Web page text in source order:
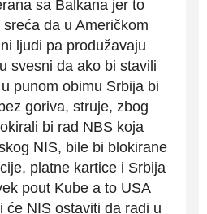
sa Balkana jer to
da u Američkom
ljudi pa produžavaju
svesni da ako bi stavili
punom obimu Srbija bi
goriva, struje, zbog
bi rad NBS koja
NIS, bile bi blokirane
platne kartice i Srbija
pout Kube a to USA
će NIS ostaviti da radi u